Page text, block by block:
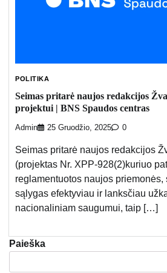
POLITIKA
Seimas pritarė naujos redakcijos
projektui | BNS Spaudos centras
Admin 25 Gruodžio, 2025 0
Seimas pritarė naujos redakcijos
(projektas Nr. XPP-928(2)kuriuo
reglamentuotos naujos
sąlygas efektyviau ir lanksčiau
nacionaliniam saugumui, taip […]
Paieška